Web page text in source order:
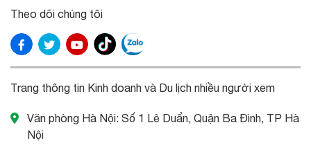
Theo dõi chúng tôi
Trang thông tin Kinh doanh và Du lịch nhiều người xem
Văn phòng Hà Nội: Số 1 Lê Duẩn, Quận Ba Đình, TP Hà
Nội